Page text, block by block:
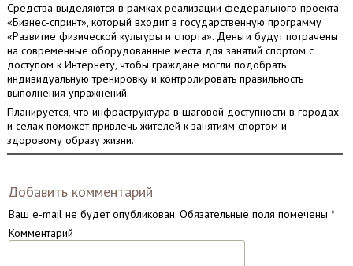
Средства выделяются в рамках реализации федерального проекта
«Бизнес-спринт», который входит в государственную программу
«Развитие физической культуры и спорта». Деньги будут потрачены
на современные оборудованные места для занятий спортом с
доступом к Интернету, чтобы граждане могли подобрать
индивидуальную тренировку и контролировать правильность
выполнения упражнений.
Планируется, что инфраструктура в шаговой доступности в городах
и селах поможет привлечь жителей к занятиям спортом и
здоровому образу жизни.
Добавить комментарий
Ваш e-mail не будет опубликован.Обязательные поля помечены *
Комментарий